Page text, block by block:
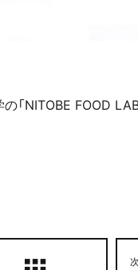
NITOBE FOOD LAB